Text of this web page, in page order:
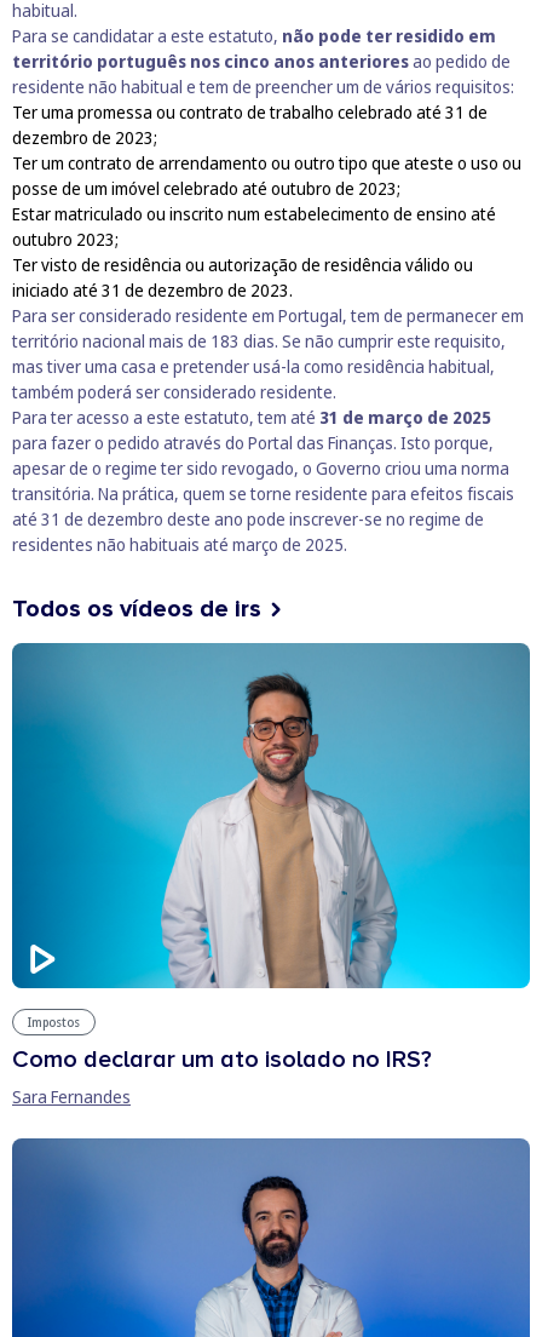
habitual.
Para se candidatar a este estatuto, não pode ter residido em
território português nos cinco anos anterioresao pedido de
residente não habitual e tem de preencher um de vários requisitos:
Ter uma promessa ou contrato de trabalho celebrado até 31 de
dezembro de 2023;
Ter um contrato de arrendamento ou outro tipo que ateste o uso ou
posse de um imóvel celebrado até outubro de 2023;
Estar matriculado ou inscrito num estabelecimento de ensino até
outubro 2023;
Ter visto de residência ou autorização de residência válido ou
iniciado até 31 de dezembro de 2023.
Para ser considerado residente em Portugal, tem de permanecer em
território nacional mais de 183 dias. Se não cumprir este requisito,
mas tiver uma casa e pretender usá-la como residência habitual,
também poderá ser considerado residente.
Para ter acesso a este estatuto, tem até 31 de março de 2025
para fazer o pedido através do Portal das Finanças. Isto porque,
apesar de o regime ter sido revogado, o Governo criou uma norma
transitória. Na prática, quem se torne residente para efeitos fiscais
até 31 de dezembro deste ano pode inscrever-se no regime de
residentes não habituais até março de 2025.
Todos os vídeos de irs
Impostos
Como declarar um ato isolado no IRS?
Sara Fernandes